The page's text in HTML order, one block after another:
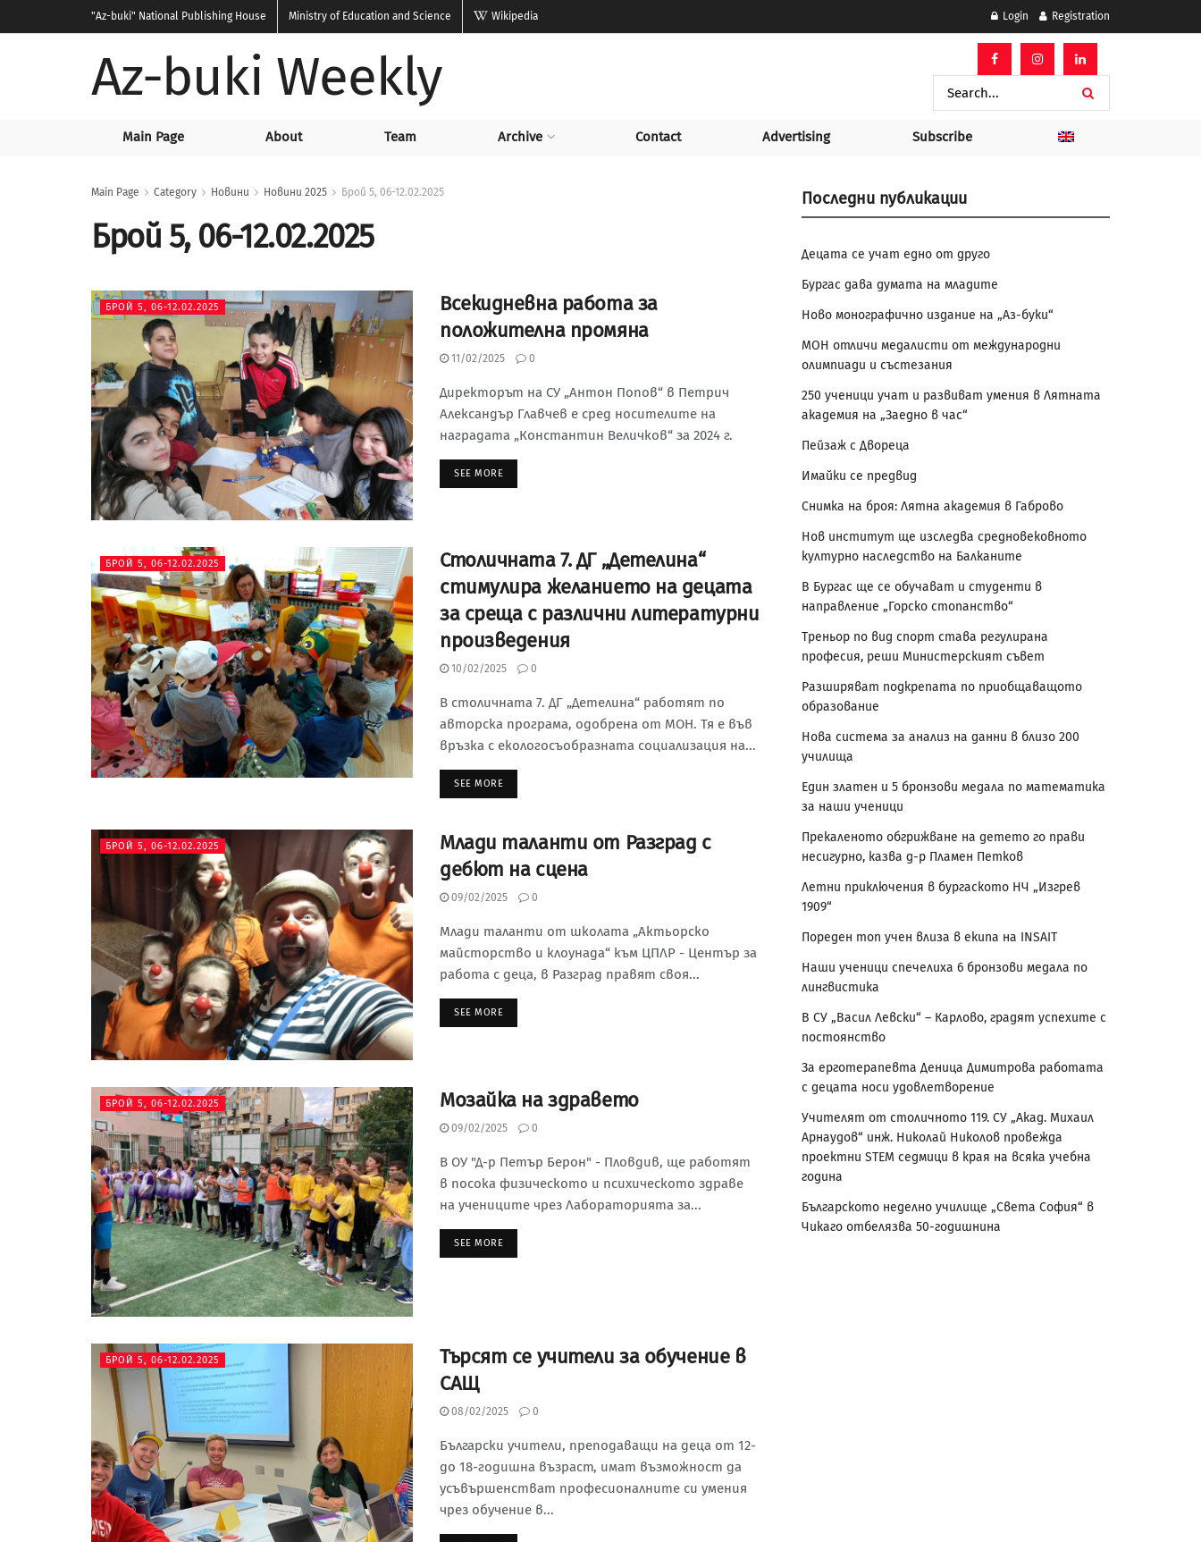
"Az-buki" National Publishing House Ministry of Education and Science Wikipedia Login Registration
Az-buki Weekly
Main Page About Team Archive Contact Advertising Subscribe
Main Page Category Новини Новини 2025 Брой 5, 06-12.02.2025
Брой 5, 06-12.02.2025
БРОЙ 5, 06-12.02.2025
Всекидневна работа за
положителна промяна
11/02/2025 0
Директорът на СУ „Антон Попов“ в Петрич
Александър Главчев е сред носителите на
наградата „Константин Величков“ за 2024 г.
SEE MORE
БРОЙ 5, 06-12.02.2025
Столичната 7. ДГ „Детелина“
стимулира желанието на децата
за среща с различни литературни
произведения
10/02/2025 0
В столичната 7. ДГ „Детелина“ работят по
авторска програма, одобрена от МОН. Тя е във
връзка с екологосъобразната социализация на...
SEE MORE
БРОЙ 5, 06-12.02.2025
Млади таланти от Разград с
дебют на сцена
09/02/2025 0
Млади таланти от школата „Актьорско
майсторство и клоунада“ към ЦПЛР - Център за
работа с деца, в Разград правят своя...
SEE MORE
БРОЙ 5, 06-12.02.2025 Мозайка на здравето
09/02/2025 0
В ОУ "Д-р Петър Берон" - Пловдив, ще работят
в посока физическото и психическото здраве
на учениците чрез Лабораторията за...
SEE MORE
БРОЙ 5, 06-12.02.2025
Търсят се учители за обучение в
САЩ
08/02/2025 0
Български учители, преподаващи на деца от 12-
до 18-годишна възраст, имат възможност да
усъвършенстват професионалните си умения
чрез обучение в...
Последни публикации
Децата се учат едно от друго
Бургас дава думата на младите
Ново монографично издание на „Аз-буки“
МОН отличи медалисти от международни
олимпиади и състезания
250 ученици учат и развиват умения в Лятната
академия на „Заедно в час“
Пейзаж с Двореца
Имайки се предвид
Снимка на броя: Лятна академия в Габрово
Нов институт ще изследва средновековното
културно наследство на Балканите
В Бургас ще се обучават и студенти в
направление „Горско стопанство“
Треньор по вид спорт става регулирана
професия, реши Министерският съвет
Разширяват подкрепата по приобщаващото
образование
Нова система за анализ на данни в близо 200
училища
Един златен и 5 бронзови медала по математика
за наши ученици
Прекаленото обгрижване на детето го прави
несигурно, казва д-р Пламен Петков
Летни приключения в бургаското НЧ „Изгрев
1909“
Пореден топ учен влиза в екипа на INSAIT
Наши ученици спечелиха 6 бронзови медала по
лингвистика
В СУ „Васил Левски“ – Карлово, градят успехите с
постоянство
За ерготерапевта Деница Димитрова работата
с децата носи удовлетворение
Учителят от столичното 119. СУ „Акад. Михаил
Арнаудов“ инж. Николай Николов провежда
проектни STEM седмици в края на всяка учебна
година
Българското неделно училище „Света София“ в
Чикаго отбелязва 50-годишнина